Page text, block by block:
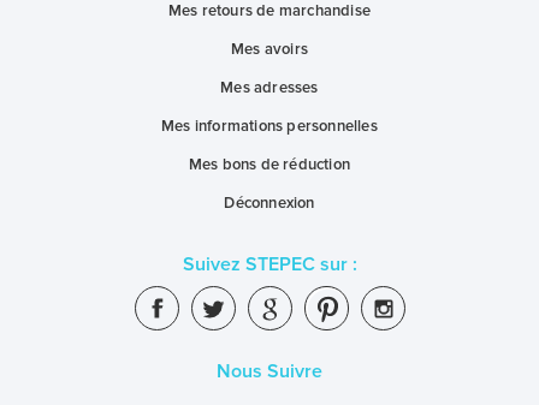
Mes retours de marchandise
Mes avoirs
Mes adresses
Mes informations personnelles
Mes bons de réduction
Déconnexion
Suivez STEPEC sur :
Nous Suivre